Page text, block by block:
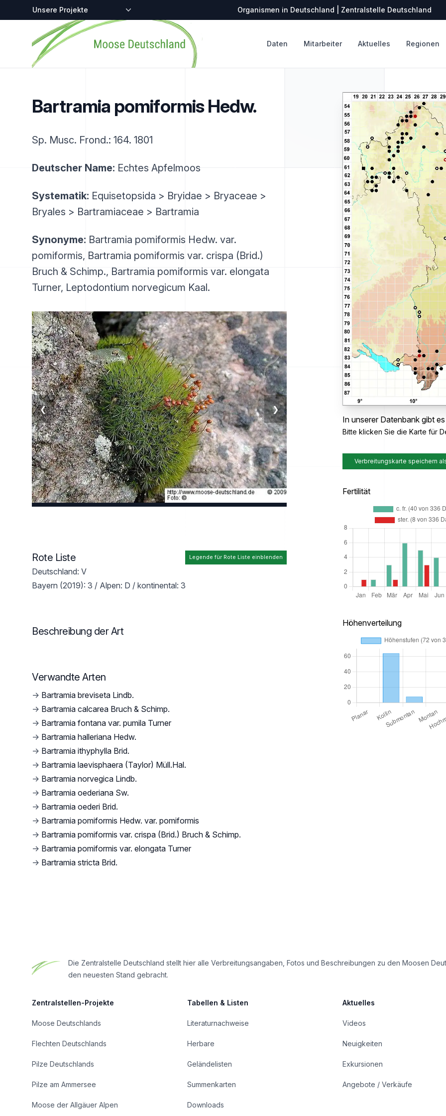
Zentralstellen-Projekte Organismen in Deutschland | Zentralstelle Deutschland
Startseite
Daten Mitarbeiter Aktuelles Regionen
Bartramia pomiformis Hedw.
Sp. Musc. Frond.: 164. 1801
Deutscher Name: Echtes Apfelmoos
Systematik: Equisetopsida > Bryidae > Bryaceae >
Bryales > Bartramiaceae > Bartramia
Synonyme: Bartramia pomiformis Hedw. var.
pomiformis, Bartramia pomiformis var. crispa (Brid.)
Bruch & Schimp., Bartramia pomiformis var. elongata
Turner, Leptodontium norvegicum Kaal.
❮
❯
In unserer Datenbank gibt
Bitte klicken Sie die Karte für
Verbreitungskarte speichern
Fertilität
Höhenverteilung
Legende für Rote Liste einblenden
Rote Liste
Deutschland: V
Bayern (2019): 3 / Alpen: D / kontinental: 3
Beschreibung der Art
Verwandte Arten
→ Bartramia breviseta Lindb.
→ Bartramia calcarea Bruch & Schimp.
→ Bartramia fontana var. pumila Turner
→ Bartramia halleriana Hedw.
→ Bartramia ithyphylla Brid.
→ Bartramia laevisphaera (Taylor) Müll.Hal.
→ Bartramia norvegica Lindb.
→ Bartramia oederiana Sw.
→ Bartramia oederi Brid.
→ Bartramia pomiformis Hedw. var. pomiformis
→ Bartramia pomiformis var. crispa (Brid.) Bruch & Schimp.
→ Bartramia pomiformis var. elongata Turner
→ Bartramia stricta Brid.
Die Zentralstelle Deutschland stellt hier alle Verbreitungsangaben, Fotos und Beschreibungen zu den Moosen
den neuesten Stand gebracht.
Zentralstellen-Projekte
Moose Deutschlands
Flechten Deutschlands
Pilze Deutschlands
Pilze am Ammersee
Moose der Allgäuer Alpen
Tabellen & Listen
Literaturnachweise
Herbare
Geländelisten
Summenkarten
Downloads
Aktuelles
Videos
Neuigkeiten
Exkursionen
Angebote / Verkäufe